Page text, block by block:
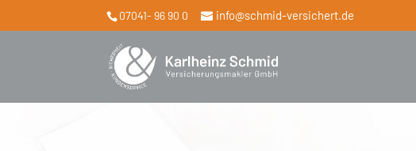
07041- 96 90 0 info@schmid-versichert.de